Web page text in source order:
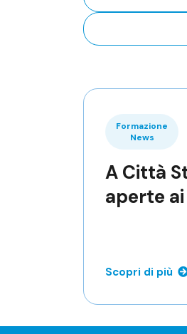
Formazione
News
A Città
aperte ai
Scopri di più